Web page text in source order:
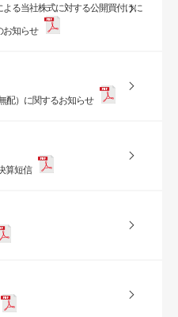
る当社株式に対する公開買付けに
お知らせ
配）に関するお知らせ
算短信